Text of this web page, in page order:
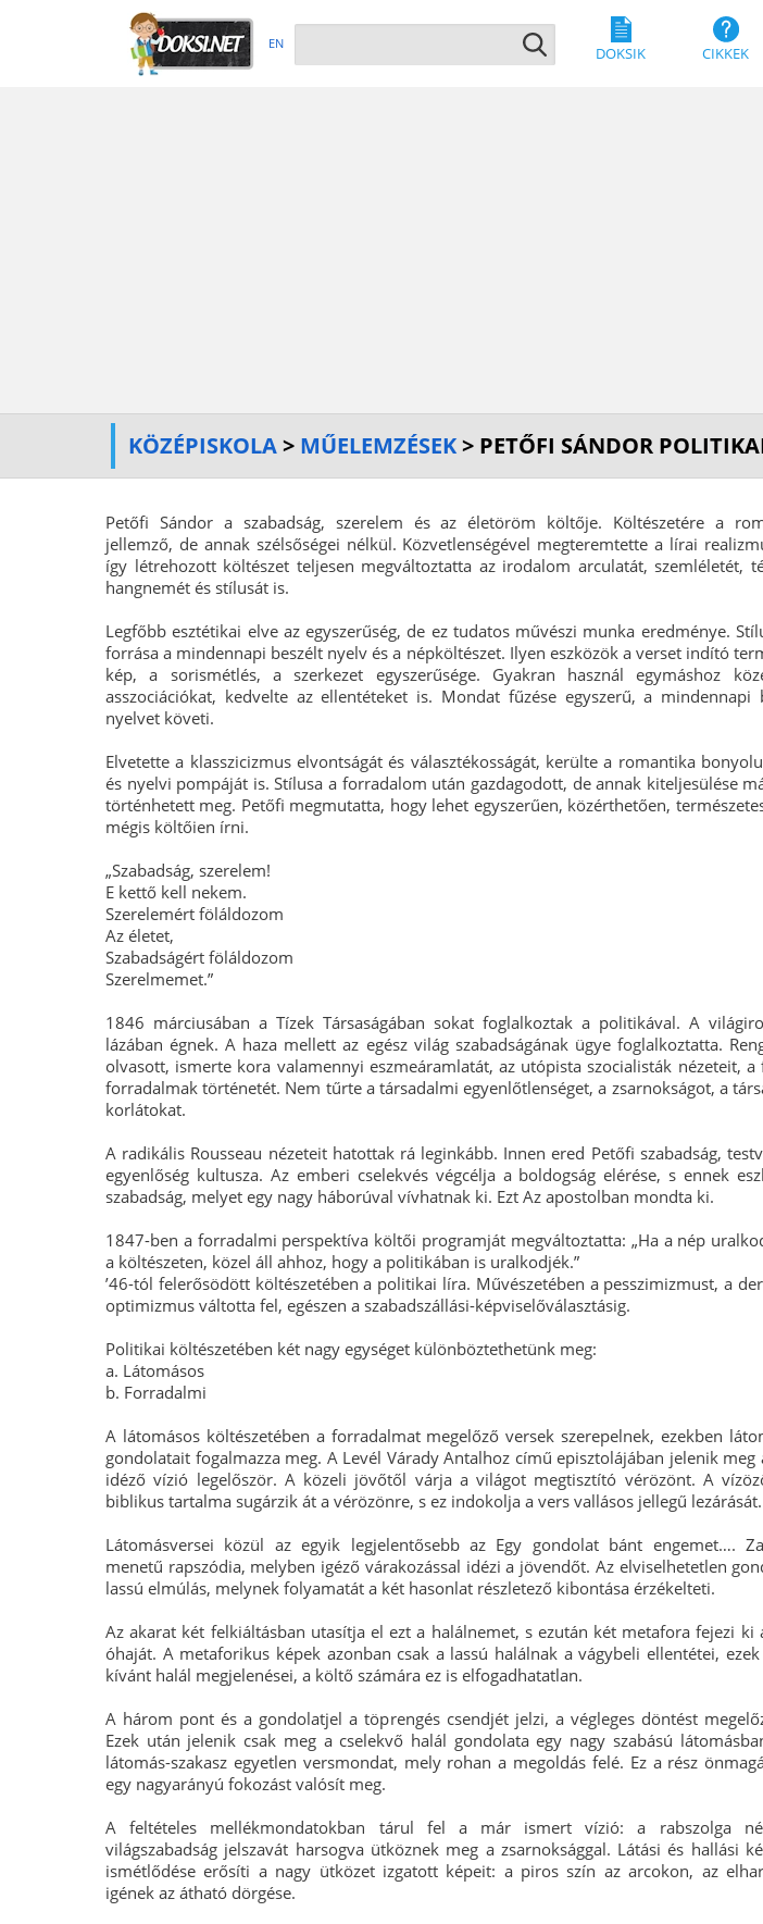
EN
DOKSIK CIKKEK
KÖZÉPISKOLA> MŰELEMZÉSEK> PETŐFI SÁNDOR
Petőfi Sándor a szabadság, szerelem és az életöröm költője. Költészetére a
jellemző, de annak szélsőségei nélkül. Közvetlenségével megteremtette a lírai
így létrehozott költészet teljesen megváltoztatta az irodalom arculatát, szemléletét,
hangnemét és stílusát is.
Legfőbb esztétikai elve az egyszerűség, de ez tudatos művészi munka eredménye.
forrása a mindennapi beszélt nyelv és a népköltészet. Ilyen eszközök a verset indító
kép, a sorismétlés, a szerkezet egyszerűsége. Gyakran használ egymáshoz
asszociációkat, kedvelte az ellentéteket is. Mondat fűzése egyszerű, a mindennapi
nyelvet követi.
Elvetette a klasszicizmus elvontságát és választékosságát, kerülte a romantika
és nyelvi pompáját is. Stílusa a forradalom után gazdagodott, de annak kiteljesülése
történhetett meg. Petőfi megmutatta, hogy lehet egyszerűen, közérthetően,
mégis költőien írni.
„Szabadság, szerelem!
E kettő kell nekem.
Szerelemért föláldozom
Az életet,
Szabadságért föláldozom
Szerelmemet.”
1846 márciusában a Tízek Társaságában sokat foglalkoztak a politikával. A
lázában égnek. A haza mellett az egész világ szabadságának ügye foglalkoztatta.
olvasott, ismerte kora valamennyi eszmeáramlatát, az utópista szocialisták nézeteit, a
forradalmak történetét. Nem tűrte a társadalmi egyenlőtlenséget, a zsarnokságot, a
korlátokat.
A radikális Rousseau nézeteit hatottak rá leginkább. Innen ered Petőfi szabadság,
egyenlőség kultusza. Az emberi cselekvés végcélja a boldogság elérése, s ennek
szabadság, melyet egy nagy háborúval vívhatnak ki. Ezt Az apostolban mondta ki.
1847-ben a forradalmi perspektíva költői programját megváltoztatta: „Ha a nép
a költészeten, közel áll ahhoz, hogy a politikában is uralkodjék.”
’46-tól felerősödött költészetében a politikai líra. Művészetében a pesszimizmust, a
optimizmus váltotta fel, egészen a szabadszállási-képviselőválasztásig.
Politikai költészetében két nagy egységet különböztethetünk meg:
a. Látomásos
b. Forradalmi
A látomásos költészetében a forradalmat megelőző versek szerepelnek, ezekben
gondolatait fogalmazza meg. A Levél Várady Antalhoz című episztolájában jelenik meg
idéző vízió legelőször. A közeli jövőtől várja a világot megtisztító vérözönt. A
biblikus tartalma sugárzik át a vérözönre, s ez indokolja a vers vallásos jellegű lezárását.
Látomásversei közül az egyik legjelentősebb az Egy gondolat bánt engemet….
menetű rapszódia, melyben igéző várakozással idézi a jövendőt. Az elviselhetetlen
lassú elmúlás, melynek folyamatát a két hasonlat részletező kibontása érzékelteti.
Az akarat két felkiáltásban utasítja el ezt a halálnemet, s ezután két metafora fejezi ki
óhaját. A metaforikus képek azonban csak a lassú halálnak a vágybeli ellentétei,
kívánt halál megjelenései, a költő számára ez is elfogadhatatlan.
A három pont és a gondolatjel a töprengés csendjét jelzi, a végleges döntést
Ezek után jelenik csak meg a cselekvő halál gondolata egy nagy szabású
látomás-szakasz egyetlen versmondat, mely rohan a megoldás felé. Ez a rész
egy nagyarányú fokozást valósít meg.
A feltételes mellékmondatokban tárul fel a már ismert vízió: a rabszolga
világszabadság jelszavát harsogva ütköznek meg a zsarnoksággal. Látási és hallási
ismétlődése erősíti a nagy ütközet izgatott képeit: a piros szín az arcokon, az
igének az átható dörgése.